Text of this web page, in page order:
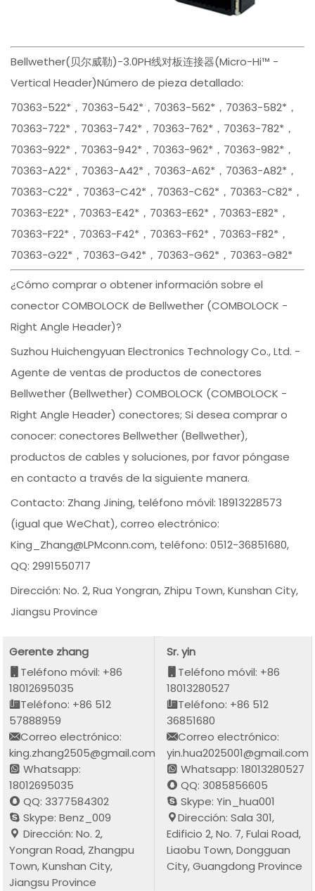
Bellwether(贝尔威勒)-3.0PH线对板连接器(Micro-Hi™ -
Vertical Header)Número de pieza detallado:
70363-522*，70363-542*，70363-562*，70363-582*，
70363-722*，70363-742*，70363-762*，70363-782*，
70363-922*，70363-942*，70363-962*，70363-982*，
70363-A22*，70363-A42*，70363-A62*，70363-A82*，
70363-C22*，70363-C42*，70363-C62*，70363-C82*，
70363-E22*，70363-E42*，70363-E62*，70363-E82*，
70363-F22*，70363-F42*，70363-F62*，70363-F82*，
70363-G22*，70363-G42*，70363-G62*，70363-G82*
¿Cómo comprar o obtener información sobre el
conector COMBOLOCK de Bellwether (COMBOLOCK -
Right Angle Header)?
Suzhou Huichengyuan Electronics Technology Co., Ltd. -
Agente de ventas de productos de conectores
Bellwether (Bellwether) COMBOLOCK (COMBOLOCK -
Right Angle Header) conectores; Si desea comprar o
conocer: conectores Bellwether (Bellwether),
productos de cables y soluciones, por favor póngase
en contacto a través de la siguiente manera.
Contacto: Zhang Jining, teléfono móvil: 18913228573
(igual que WeChat), correo electrónico:
King_Zhang@LPMconn.com, teléfono: 0512-36851680,
QQ: 2991550717
Dirección: No. 2, Rua Yongran, Zhipu Town, Kunshan City,
Jiangsu Province
Gerente zhang
Teléfono móvil: +86
18012695035
Teléfono: +86 512
57888959
Correo electrónico:
king.zhang2505@gmail.com
Whatsapp:
18012695035
QQ: 3377584302
Skype: Benz_009
Dirección: No. 2,
Yongran Road, Zhangpu
Town, Kunshan City,
Jiangsu Province
Sr. yin
Teléfono móvil: +86
18013280527
Teléfono: +86 512
36851680
Correo electrónico:
yin.hua2025001@gmail.com
Whatsapp: 18013280527
QQ: 3085856605
Skype: Yin_hua001
Dirección: Sala 301,
Edificio 2, No. 7, Fulai Road,
Liaobu Town, Dongguan
City, Guangdong Province